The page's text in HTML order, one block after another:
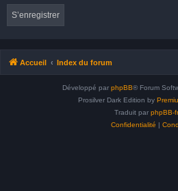
S’enregistrer
Accueil Index du forum
Développé par phpBB® Forum
Prosilver Dark Edition by
Traduit par phpBB-
Confidentialité |